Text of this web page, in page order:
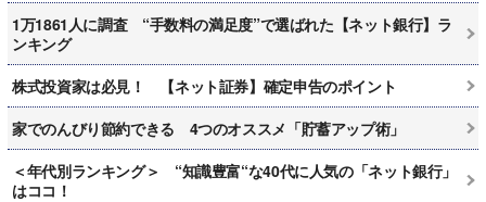
1万1861人に調査 “手数料の満足度”で選ばれた【ネット銀行】ラ
ンキング
株式投資家は必見！ 【ネット証券】確定申告のポイント
家でのんびり節約できる 4つのオススメ「貯蓄アップ術」
＜年代別ランキング＞ “知識豊富“な40代に人気の「ネット銀行」
はココ！